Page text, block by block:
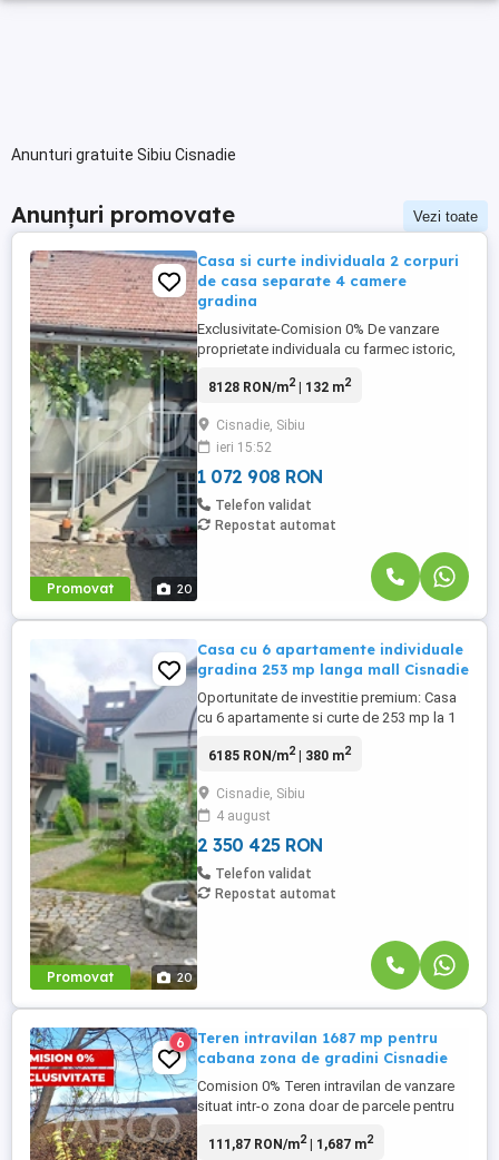
Anunturi gratuite Sibiu Cisnadie
Anunțuri promovate Vezi toate
Promovat 20
Casa si curte individuala 2 corpuri
de casa separate 4 camere
gradina
Exclusivitate-Comision 0% De vanzare
proprietate individuala cu farmec istoric,
Proprietatea dispune de un teren generos
corpuri de cladire independente, fiind
ideala atat pentru locuit (doua familii /
parinti si copii mari), cat ...
8128 RON/m2| 132 m2
Cisnadie, Sibiu
ieri 15:52
1 072 908 RON
Telefon validat
Repostat automat
Promovat 20
Casa cu 6 apartamente individuale
gradina 253 mp langa mall Cisnadie
Oportunitate de investitie premium: Casa
cu 6 apartamente si curte de 253 mp la 1
proprietate imobiliara de exceptie, ideala
unui business de tip boutique hotel /
regim hotelier. Cladirea are o suprafata
totala de 380 mp ...
6185 RON/m2| 380 m2
Cisnadie, Sibiu
4 august
2 350 425 RON
Telefon validat
Repostat automat
6
Teren intravilan 1687 mp pentru
cabana zona de gradini Cisnadie
Comision 0% Teren intravilan de vanzare
situat intr-o zona doar de parcele pentru
se afla la aproximativ 100 m de drumul
111,87 RON/m2| 1,687 m2